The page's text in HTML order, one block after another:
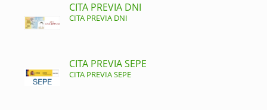
CITA PREVIA DNI
CITA PREVIA DNI
CITA PREVIA SEPE
CITA PREVIA SEPE